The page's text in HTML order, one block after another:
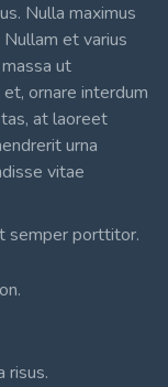
Nulla maximus
et varius
ut
ornare interdum
at laoreet
urna
vitae
semper porttitor.
risus.